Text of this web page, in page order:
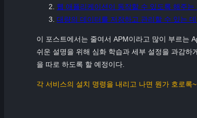
웹 애플리케이션이 동작할 수 있도록 해주는
대량의 데이터를 저장하고 관리할 수 있는
이 포스트에서는 줄여서 APM이라고 많이 부르는
쉬운 설명을 위해 심화 학습과 세부 설정을 과감
을 따로 하도록 할 예정이다.
각 서비스의 설치 명령을 내리고 나면 뭔가 호로록